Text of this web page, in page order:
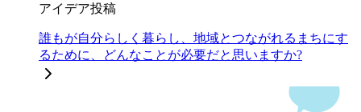
アイデア投稿
誰もが自分らしく暮らし、地域とつながれるまちにす
るために、どんなことが必要だと思いますか?